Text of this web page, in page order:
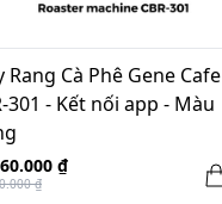
Rang Cà Phê Gene Cafe
301 - Kết nối app - Màu
₫
₫